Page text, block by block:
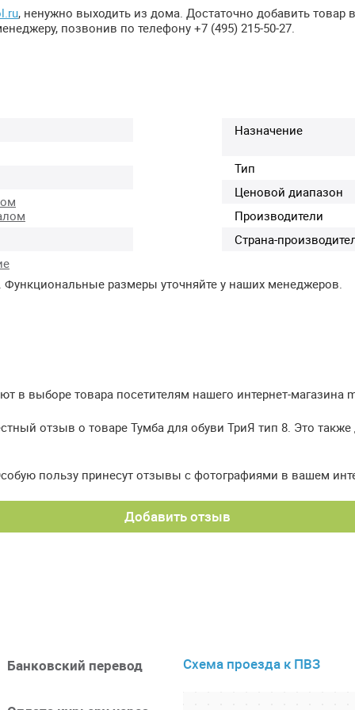
, ненужно выходить из дома. Достаточно добавить товар в
позвонив по телефону +7 (495) 215-50-27.
Назначение
Тип
Ценовой диапазон
Производители
Страна-
размеры уточняйте у наших менеджеров.
в выборе товара посетителям нашего интернет-магазина
отзыв о товаре Тумба для обуви ТриЯ тип 8. Это
пользу принесут отзывы с фотографиями в вашем
Добавить отзыв
Банковский перевод Схема проезда к ПВЗ